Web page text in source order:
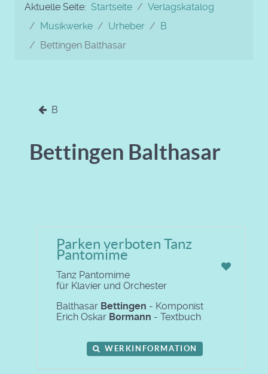
Aktuelle Seite: Startseite
Verlagskatalog
Musikwerke
Urheber
B
Bettingen Balthasar
B
Bettingen Balthasar
Parken verboten Tanz
Pantomime
Tanz Pantomime
für Klavier und Orchester
Balthasar Bettingen - Komponist
Erich Oskar Bormann - Textbuch
WERKINFORMATION